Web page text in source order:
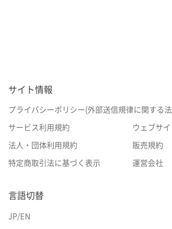
サイト情報
プライバシーポリシー(外部送信規律に関する法
サービス利用規約 ウェブサ
法人・団体利用規約 販売規約
特定商取引法に基づく表示 運営会社
言語切替
JP/EN